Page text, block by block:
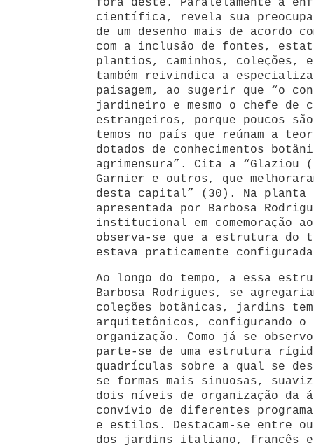
fora deste.
Paralelamente à
científica, revela sua
de um desenho mais de acordo
com a inclusão de fontes,
plantios, caminhos, coleções,
também reivindica a
paisagem, ao sugerir que “o
jardineiro e mesmo o chefe de
estrangeiros, porque poucos
temos no país que reúnam a
dotados de conhecimentos
agrimensura”. Cita a “Glaziou
Garnier e outros, que
desta capital” (30). Na planta
apresentada por Barbosa
institucional em comemoração
observa-se que a estrutura do
estava praticamente
Ao longo do tempo, a essa
Barbosa Rodrigues, se
coleções botânicas, jardins
arquitetônicos, configurando o
organização. Como já se
parte-se de uma estrutura
quadrículas sobre a qual se
se formas mais sinuosas,
dois níveis de organização da
convívio de diferentes
e estilos. Destacam-se entre
dos jardins italiano, francês